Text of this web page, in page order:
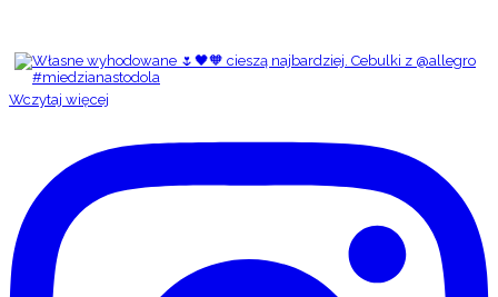
Wczytaj więcej